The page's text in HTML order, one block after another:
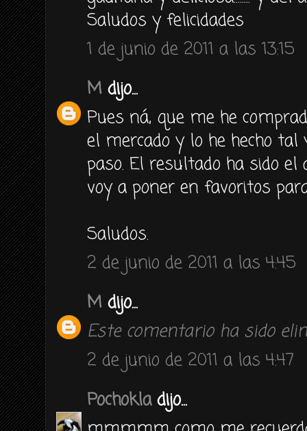
Saludos y felicidades
1 de junio de 2011 a las 13:15
M dijo...
Pues ná, que me he
el mercado y lo he hecho tal
paso. El resultado ha sido
voy a poner en favoritos
Saludos.
2 de junio de 2011 a las 4:45
M dijo...
Este comentario ha sido
2 de junio de 2011 a las 4:47
Pochokladijo...